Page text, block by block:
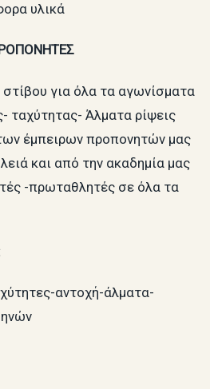
υλικά
για όλα τα αγωνίσματα
ταχύτητας- Άλματα ρίψεις
έμπειρων προπονητών μας
και από την ακαδημία μας
-πρωταθλητές σε όλα τα
αντοχή-άλματα-